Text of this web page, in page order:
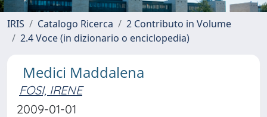
IRIS Catalogo Ricerca
2 Contributo in Volume
2.4 Voce (in dizionario o enciclopedia)
Medici Maddalena
FOSI, IRENE
2009-01-01